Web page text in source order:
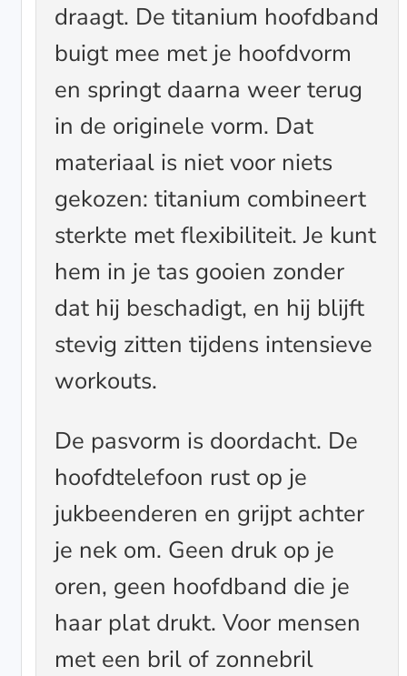
draagt. De titanium hoofdband
buigt mee met je hoofdvorm
en springt daarna weer terug
in de originele vorm. Dat
materiaal is niet voor niets
gekozen: titanium combineert
sterkte met flexibiliteit. Je kunt
hem in je tas gooien zonder
dat hij beschadigt, en hij blijft
stevig zitten tijdens intensieve
workouts.
De pasvorm is doordacht. De
hoofdtelefoon rust op je
jukbeenderen en grijpt achter
je nek om. Geen druk op je
oren, geen hoofdband die je
haar plat drukt. Voor mensen
met een bril of zonnebril